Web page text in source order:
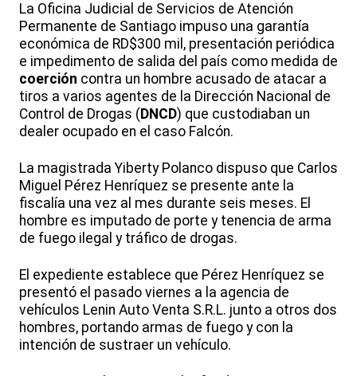
La Oficina Judicial de Servicios de Atención
Permanente de Santiago impuso una garantía
económica de RD$300 mil, presentación periódica
e impedimento de salida del país como medida de
coerción contra un hombre acusado de atacar a
tiros a varios agentes de la Dirección Nacional de
Control de Drogas ( DNCD) que custodiaban un
dealer ocupado en el caso Falcón.
La magistrada Yiberty Polanco dispuso que Carlos
Miguel Pérez Henríquez se presente ante la
fiscalía una vez al mes durante seis meses. El
hombre es imputado de porte y tenencia de arma
de fuego ilegal y tráfico de drogas.
El expediente establece que Pérez Henríquez se
presentó el pasado viernes a la agencia de
vehículos Lenin Auto Venta S.R.L. junto a otros dos
hombres, portando armas de fuego y con la
intención de sustraer un vehículo.